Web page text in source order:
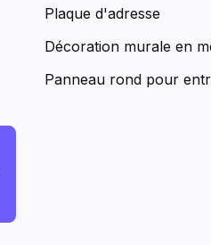
Plaque d'adresse
Décoration murale en
Panneau rond pour